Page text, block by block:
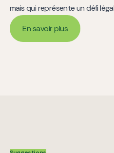
mais qui représente un défi
En savoir plus